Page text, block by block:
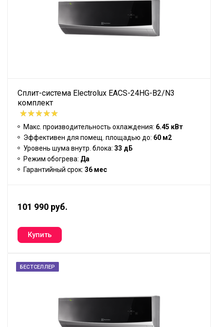
Сплит-система Electrolux EACS-24HG-B2/N3
комплект
Макс. производительность охлаждения: 6.45 кВт
Эффективен для помещ. площадью до: 60 м2
Уровень шума внутр. блока: 33 дБ
Режим обогрева: Да
Гарантийный срок: 36 мес
101 990 руб.
БЕСТСЕЛЛЕР